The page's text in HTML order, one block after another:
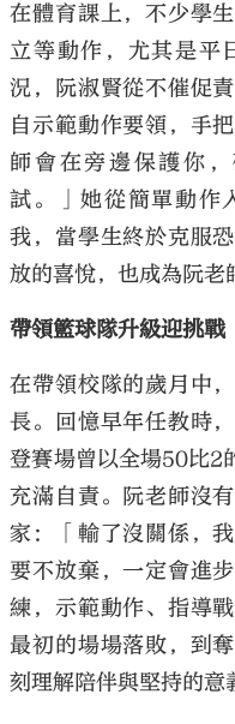
在體育課上，不少學
立等動作，尤其是平
況，阮淑賢從不催促
自示範動作要領，手
師會在旁邊保護你
試。」她從簡單動作
我，當學生終於克服
放的喜悅，也成為阮老
帶領籃球隊升級迎挑戰
在帶領校隊的歲月中
長。回憶早年任教時
登賽場曾以全場50比2
充滿自責。阮老師沒
家：「輸了沒關係，
要不放棄，一定會進
練，示範動作、指導
最初的場場落敗，到
刻理解陪伴與堅持的意